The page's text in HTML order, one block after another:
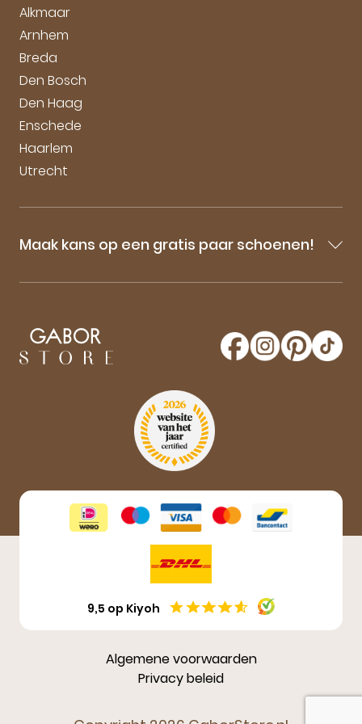
Alkmaar
Arnhem
Breda
Den Bosch
Den Haag
Enschede
Haarlem
Utrecht
Vacatures
Maak kans op een gratis paar schoenen!
Blijf op de hoogte van onze sale-aankondigingen,
maak kans op een gratis paar Gabor schoenen!
Aanmelden
9,5 op Kiyoh
Algemene voorwaarden
Privacy beleid